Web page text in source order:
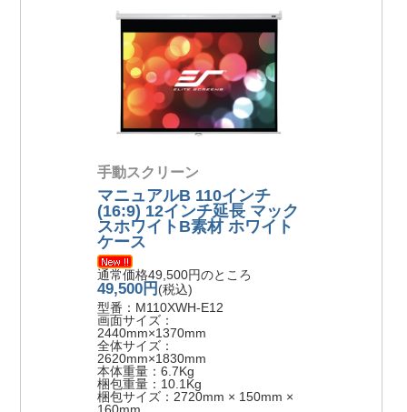
手動スクリーン
マニュアルB 110インチ
(16:9) 12インチ延長 マック
スホワイトB素材 ホワイト
ケース
通常価格49,500円のところ
49,500円 (税込)
型番：M110XWH-E12
画面サイズ：
2440mm×1370mm
全体サイズ：
2620mm×1830mm
本体重量：6.7Kg
梱包重量：10.1Kg
梱包サイズ：2720mm × 150mm ×